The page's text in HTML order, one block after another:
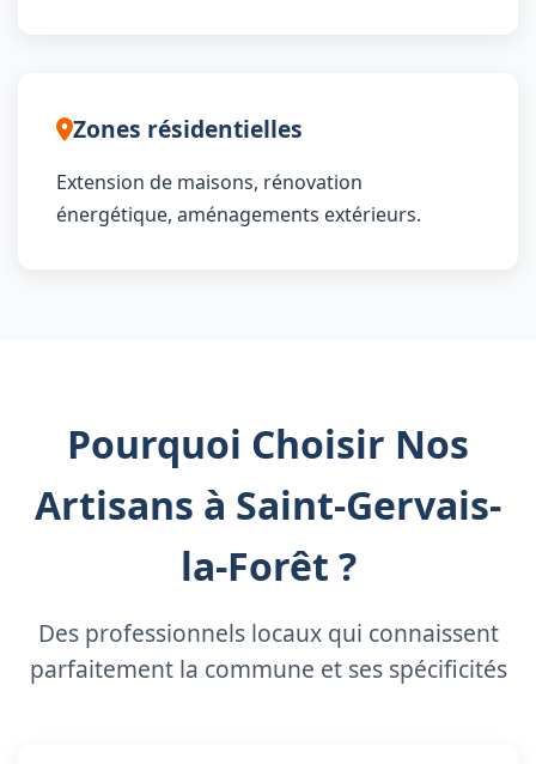
Zones résidentielles
Extension de maisons, rénovation
énergétique, aménagements extérieurs.
Pourquoi Choisir Nos
Artisans à Saint-Gervais-
la-Forêt ?
Des professionnels locaux qui connaissent
parfaitement la commune et ses spécificités